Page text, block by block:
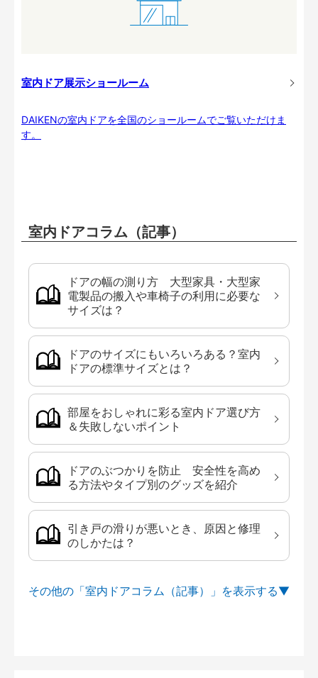
室内ドア展示ショールーム
DAIKENの室内ドアを全国のショールームでご覧いただけま
す。
室内ドアコラム（記事）
ドアの幅の測り方 大型家具・大型家
電製品の搬入や車椅子の利用に必要な
サイズは？
ドアのサイズにもいろいろある？室内
ドアの標準サイズとは？
部屋をおしゃれに彩る室内ドア選び方
＆失敗しないポイント
ドアのぶつかりを防止 安全性を高め
る方法やタイプ別のグッズを紹介
引き戸の滑りが悪いとき、原因と修理
のしかたは？
その他の「室内ドアコラム（記事）」を